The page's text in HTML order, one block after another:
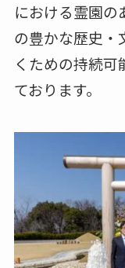
における霊園の
の豊かな歴史・
くための持続
ております。